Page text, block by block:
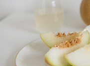
жидкости, поэтому
много энергии,
доктор. Кроме
минералами. Так, в
бета-каротин
поддержание
необходим для
«делает пилинг
слизистые
бета-каротин
ЗДОРОВЬЕ
ОВОЩИ
ЛЕТО